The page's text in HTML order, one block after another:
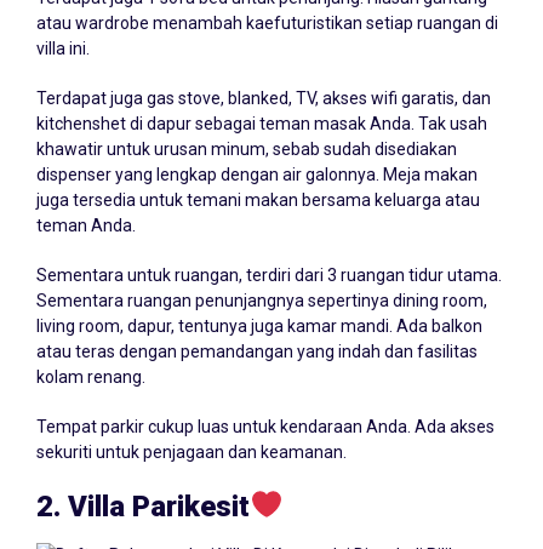
atau wardrobe menambah kaefuturistikan setiap ruangan di
villa ini.
Terdapat juga gas stove, blanked, TV, akses wifi garatis, dan
kitchenshet di dapur sebagai teman masak Anda. Tak usah
khawatir untuk urusan minum, sebab sudah disediakan
dispenser yang lengkap dengan air galonnya. Meja makan
juga tersedia untuk temani makan bersama keluarga atau
teman Anda.
Sementara untuk ruangan, terdiri dari 3 ruangan tidur utama.
Sementara ruangan penunjangnya sepertinya dining room,
living room, dapur, tentunya juga kamar mandi. Ada balkon
atau teras dengan pemandangan yang indah dan fasilitas
kolam renang.
Tempat parkir cukup luas untuk kendaraan Anda. Ada akses
sekuriti untuk penjagaan dan keamanan.
2. Villa Parikesit